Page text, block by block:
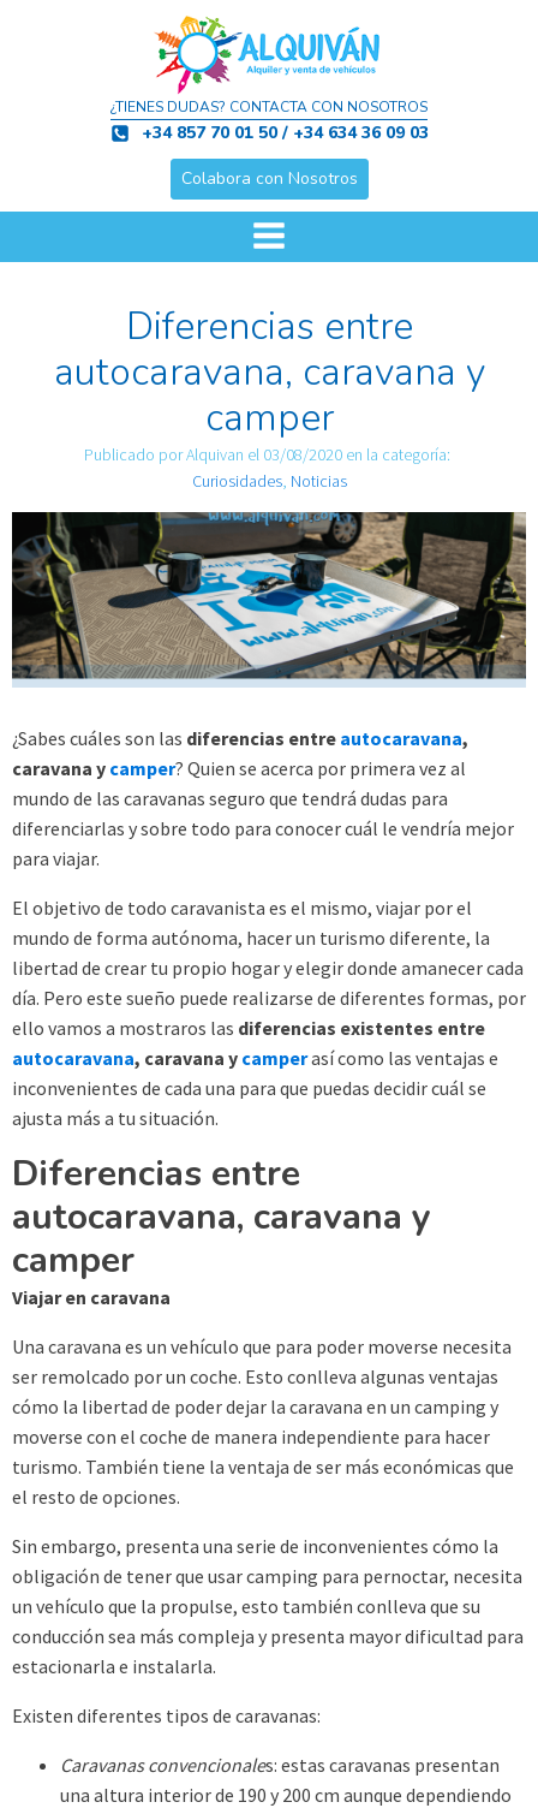
¿TIENES DUDAS? CONTACTA CON NOSOTROS
+34 857 70 01 50 / +34 634 36 09 03
Colabora con Nosotros
Diferencias entre
autocaravana, caravana y
camper
Publicado porAlquivan el 03/08/2020 en la categoría:
Curiosidades, Noticias
¿Sabes cuáles son las diferencias entre autocaravana,
caravana y camper? Quien se acerca por primera vez al
mundo de las caravanas seguro que tendrá dudas para
diferenciarlas y sobre todo para conocer cuál le vendría mejor
para viajar.
El objetivo de todo caravanista es el mismo, viajar por el
mundo de forma autónoma, hacer un turismo diferente, la
libertad de crear tu propio hogar y elegir donde amanecer cada
día. Pero este sueño puede realizarse de diferentes formas, por
ello vamos a mostraros las diferencias existentes entre
autocaravana, caravana y camperasí como las ventajas e
inconvenientes de cada una para que puedas decidir cuál se
ajusta más a tu situación.
Diferencias entre
autocaravana, caravana y
camper
Viajar en caravana
Una caravana es un vehículo que para poder moverse necesita
ser remolcado por un coche. Esto conlleva algunas ventajas
cómo la libertad de poder dejar la caravana en un camping y
moverse con el coche de manera independiente para hacer
turismo. También tiene la ventaja de ser más económicas que
el resto de opciones.
Sin embargo, presenta una serie de inconvenientes cómo la
obligación de tener que usar camping para pernoctar, necesita
un vehículo que la propulse, esto también conlleva que su
conducción sea más compleja y presenta mayor dificultad para
estacionarla e instalarla.
Existen diferentes tipos de caravanas:
Caravanas convencionales: estas caravanas presentan
una altura interior de 190 y 200 cm aunque dependiendo